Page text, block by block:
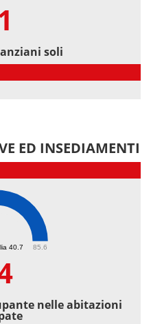
soli
ED INSEDIAMENTI
40.7 85.6
nelle abitazioni